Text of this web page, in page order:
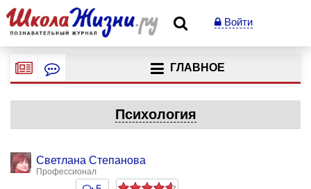
Войти
ГЛАВНОЕ
Психология
Светлана Степанова
Профессионал